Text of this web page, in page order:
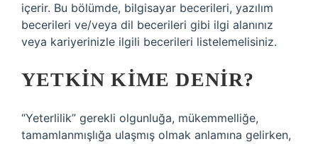
içerir. Bu bölümde, bilgisayar becerileri, yazılım
becerileri ve/veya dil becerileri gibi ilgi alanınız
veya kariyerinizle ilgili becerileri listelemelisiniz.
YETKIN KIME DENIR?
“Yeterlilik” gerekli olgunluğa, mükemmelliğe,
tamamlanmışlığa ulaşmış olmak anlamına gelirken,